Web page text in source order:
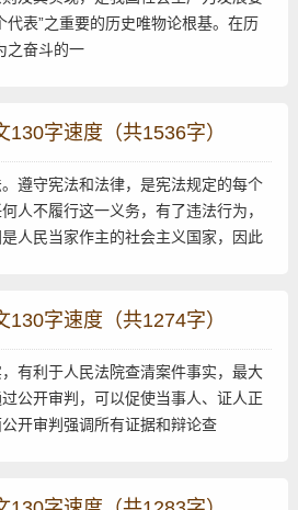
代表”之重要的历史唯物论根基。在历
之奋斗的一
字速度（共1536字）
遵守宪法和法律，是宪法规定的每个
人不履行这一义务，有了违法行为，
人民当家作主的社会主义国家，因此
字速度（共1274字）
有利于人民法院查清案件事实，最大
公开审判，可以促使当事人、证人正
开审判强调所有证据和辩论查